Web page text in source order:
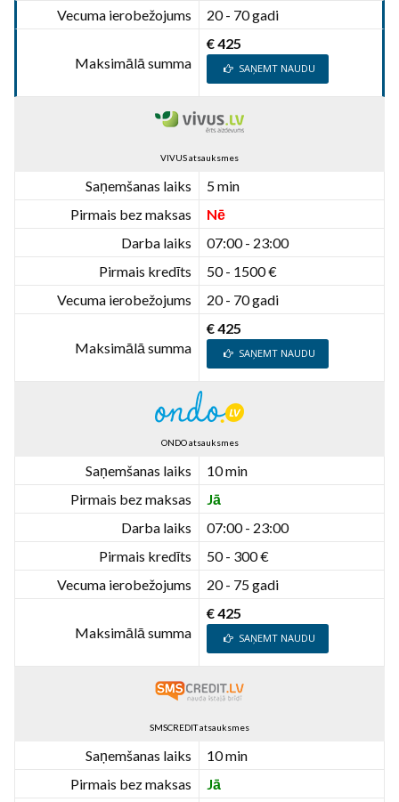
Vecuma ierobežojums
20 - 70 gadi
Maksimālā summa
€ 425
SAŅEMT NAUDU
VIVUS atsauksmes
Saņemšanas laiks
5 min
Pirmais bez maksas
Nē
Darba laiks
07:00 - 23:00
Pirmais kredīts
50 - 1500 €
Vecuma ierobežojums
20 - 70 gadi
Maksimālā summa
€ 425
SAŅEMT NAUDU
ONDO atsauksmes
Saņemšanas laiks
10 min
Pirmais bez maksas
Jā
Darba laiks
07:00 - 23:00
Pirmais kredīts
50 - 300 €
Vecuma ierobežojums
20 - 75 gadi
Maksimālā summa
€ 425
SAŅEMT NAUDU
SMSCREDIT atsauksmes
Saņemšanas laiks
10 min
Pirmais bez maksas
Jā